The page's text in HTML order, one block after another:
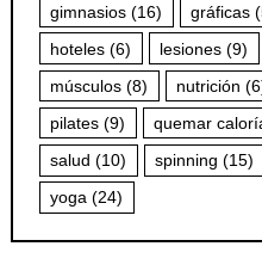
gimnasios (16) gráficas
hoteles (6) lesiones (9)
músculos (8) nutrición
pilates (9) quemar
salud (10) spinning (15)
yoga (24)